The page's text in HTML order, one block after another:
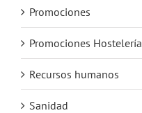
Promociones
Promociones Hostelería
Recursos humanos
Sanidad